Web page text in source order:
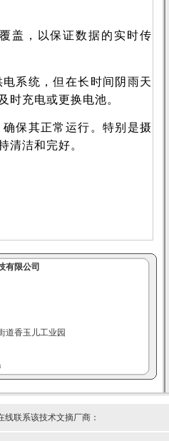
盖，以保证数据的实时传
系统，但在长时间阴雨天
时充电或更换电池。
保其正常运行。特别是摄
清洁和完好。
有限公司
道香玉儿工业园
线联系该技术文摘厂商：